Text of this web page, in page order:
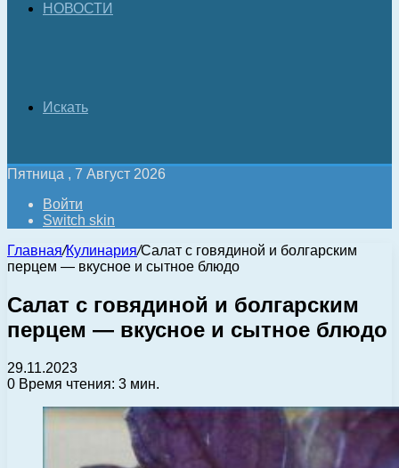
НОВОСТИ
Искать
Пятница , 7 Август 2026
Войти
Switch skin
Главная/Кулинария/Салат с говядиной и болгарским
перцем — вкусное и сытное блюдо
Салат с говядиной и болгарским
перцем — вкусное и сытное блюдо
29.11.2023
0 Время чтения: 3 мин.